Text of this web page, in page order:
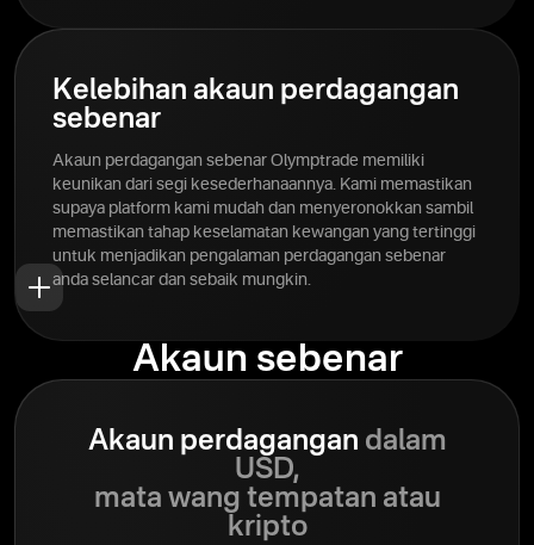
perdagangan tersedia di hujung jari anda.
Kelebihan akaun perdagangan
sebenar
Akaun perdagangan sebenar Olymptrade memiliki
keunikan dari segi kesederhanaannya. Kami memastikan
supaya platform kami mudah dan menyeronokkan sambil
memastikan tahap keselamatan kewangan yang tertinggi
untuk menjadikan pengalaman perdagangan sebenar
anda selancar dan sebaik mungkin.
Akaun sebenar
Akaun perdagangan dalam
USD,
mata wang tempatan atau
kripto